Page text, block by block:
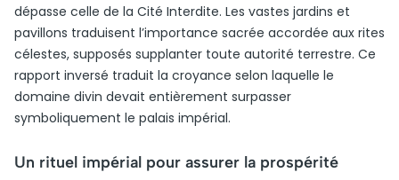
dépasse celle de la Cité Interdite. Les vastes jardins et
pavillons traduisent l’importance sacrée accordée aux rites
célestes, supposés supplanter toute autorité terrestre. Ce
rapport inversé traduit la croyance selon laquelle le
domaine divin devait entièrement surpasser
symboliquement le palais impérial.
Un rituel impérial pour assurer la prospérité